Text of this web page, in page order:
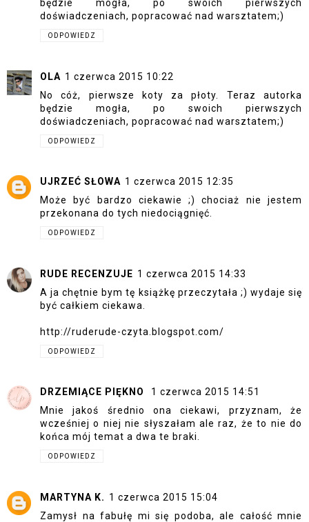
będzie mogła, po swoich pierwszych
doświadczeniach, popracować nad warsztatem;)
ODPOWIEDZ
OLA 1 czerwca 2015 10:22
No cóż, pierwsze koty za płoty. Teraz autorka
będzie mogła, po swoich pierwszych
doświadczeniach, popracować nad warsztatem;)
ODPOWIEDZ
UJRZEĆ SŁOWA 1 czerwca 2015 12:35
Może być bardzo ciekawie ;) chociaż nie jestem
przekonana do tych niedociągnięć.
ODPOWIEDZ
RUDE RECENZUJE 1 czerwca 2015 14:33
A ja chętnie bym tę książkę przeczytała ;) wydaje się
być całkiem ciekawa.
http://ruderude-czyta.blogspot.com/
ODPOWIEDZ
DRZEMIĄCE PIĘKNO
1 czerwca 2015 14:51
Mnie jakoś średnio ona ciekawi, przyznam, że
wcześniej o niej nie słyszałam ale raz, że to nie do
końca mój temat a dwa te braki.
ODPOWIEDZ
MARTYNA K. 1 czerwca 2015 15:04
Zamysł na fabułę mi się podoba, ale całość mnie